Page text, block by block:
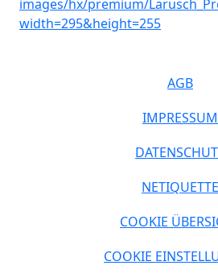
AGB
IMPRESSUM
NETIQUETTE
COOKIE
COOKIE